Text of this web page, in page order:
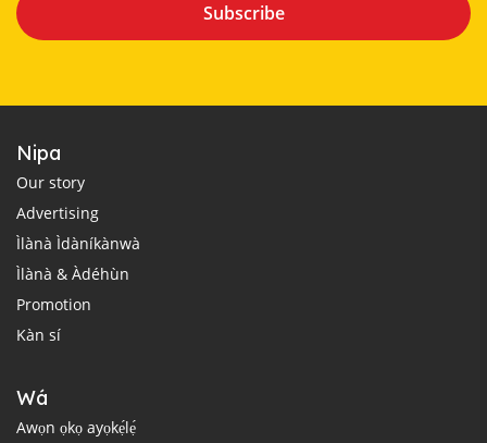
Subscribe
Nipa
Our story
Advertising
Ìlànà Ìdàníkànwà
Ìlànà & Àdéhùn
Promotion
Kàn sí
Wá
Awọn ọkọ ayọkẹ́lẹ́